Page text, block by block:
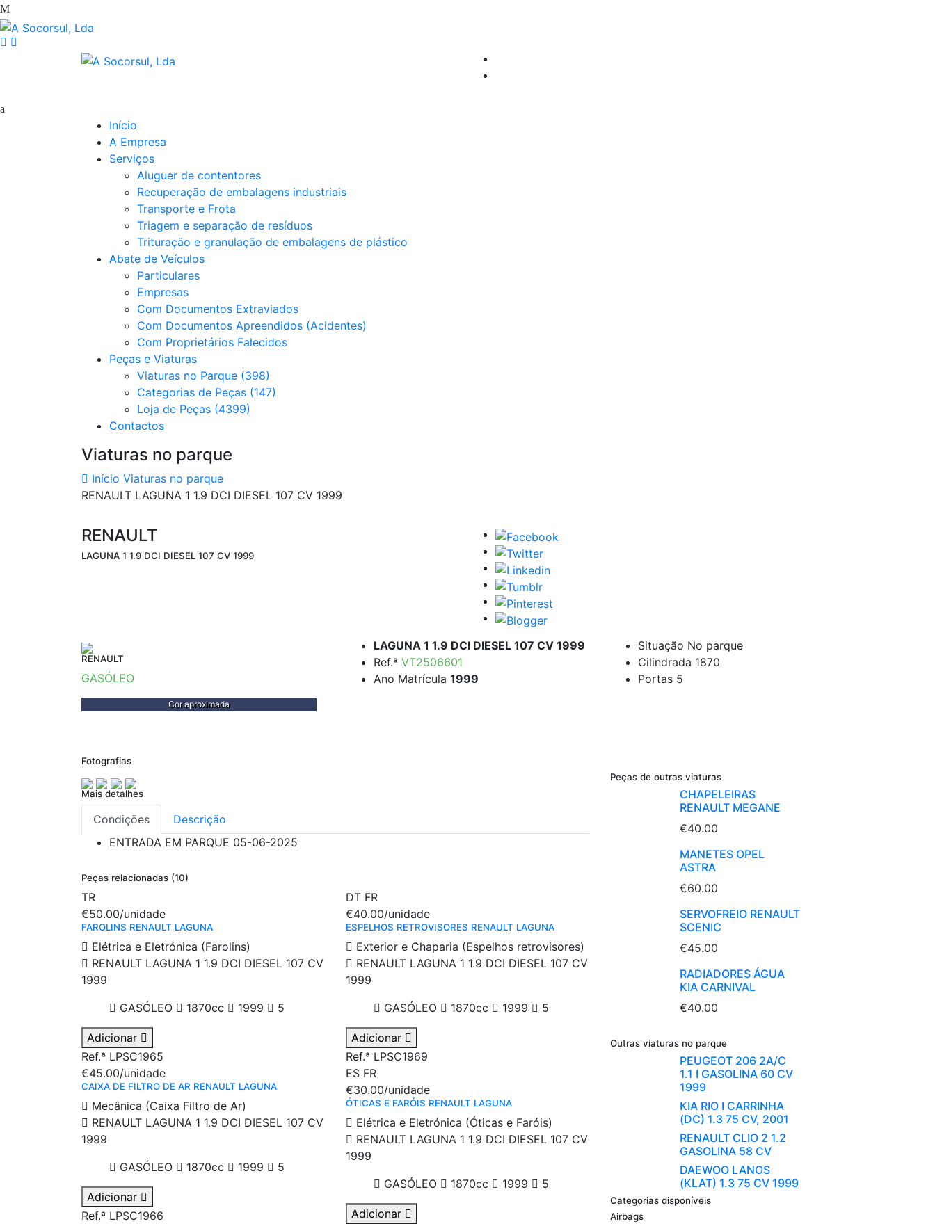
Início
A Empresa
Serviços
Aluguer de contentores
Recuperação de embalagens industriais
Transporte e Frota
Triagem e separação de resíduos
Trituração e granulação de embalagens de plástico
Abate de Veículos
Particulares
Empresas
Com Documentos Extraviados
Com Documentos Apreendidos (Acidentes)
Com Proprietários Falecidos
Peças e Viaturas
Viaturas no Parque (398)
Categorias de Peças (147)
Loja de Peças (4399)
Contactos
Viaturas no parque
Início Viaturas no parque
RENAULT LAGUNA 1 1.9 DCI DIESEL 107 CV 1999
RENAULT
LAGUNA 1 1.9 DCI DIESEL 107 CV 1999
RENAULT
GASÓLEO
Cor aproximada
LAGUNA 1 1.9 DCI DIESEL 107 CV 1999
Ref.ª VT2506601
Ano Matrícula 1999
Situação No parque
Cilindrada 1870
Portas 5
Fotografias
Mais detalhes
Condições
Descrição
ENTRADA EM PARQUE 05-06-2025
Peças relacionadas (10)
TR
€50.00/unidade
FAROLINS RENAULT LAGUNA
Elétrica e Eletrónica (Farolins)
RENAULT LAGUNA 1 1.9 DCI DIESEL 107 CV
1999
GASÓLEO
1870cc 1999 5
Adicionar
Ref.ª LPSC1965
DT FR
€40.00/unidade
ESPELHOS RETROVISORES RENAULT LAGUNA
Exterior e Chaparia (Espelhos retrovisores)
RENAULT LAGUNA 1 1.9 DCI DIESEL 107 CV
1999
GASÓLEO
1870cc 1999 5
Adicionar
Ref.ª LPSC1969
€45.00/unidade
CAIXA DE FILTRO DE AR RENAULT LAGUNA
Mecânica (Caixa Filtro de Ar)
RENAULT LAGUNA 1 1.9 DCI DIESEL 107 CV
1999
GASÓLEO
1870cc 1999 5
Adicionar
Ref.ª LPSC1966
ES FR
€30.00/unidade
ÓTICAS E FARÓIS RENAULT LAGUNA
Elétrica e Eletrónica (Óticas e Faróis)
RENAULT LAGUNA 1 1.9 DCI DIESEL 107 CV
1999
GASÓLEO
1870cc 1999 5
Adicionar
Peças de outras viaturas
CHAPELEIRAS
RENAULT MEGANE
€40.00
MANETES OPEL
ASTRA
€60.00
SERVOFREIO RENAULT
SCENIC
€45.00
RADIADORES ÁGUA
KIA CARNIVAL
€40.00
Outras viaturas no parque
PEUGEOT 206 2A/C
1.1 I GASOLINA 60 CV
1999
KIA RIO I CARRINHA
(DC) 1.3 75 CV, 2001
RENAULT CLIO 2 1.2
GASOLINA 58 CV
DAEWOO LANOS
(KLAT) 1.3 75 CV 1999
Categorias disponíveis
Airbags